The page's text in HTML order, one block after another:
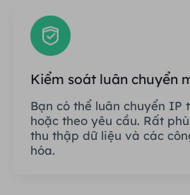
Kiểm soát luân chuyển
Bạn có thể luân chuyển IP
hoặc theo yêu cầu. Rất
thu thập dữ liệu và các
hóa.